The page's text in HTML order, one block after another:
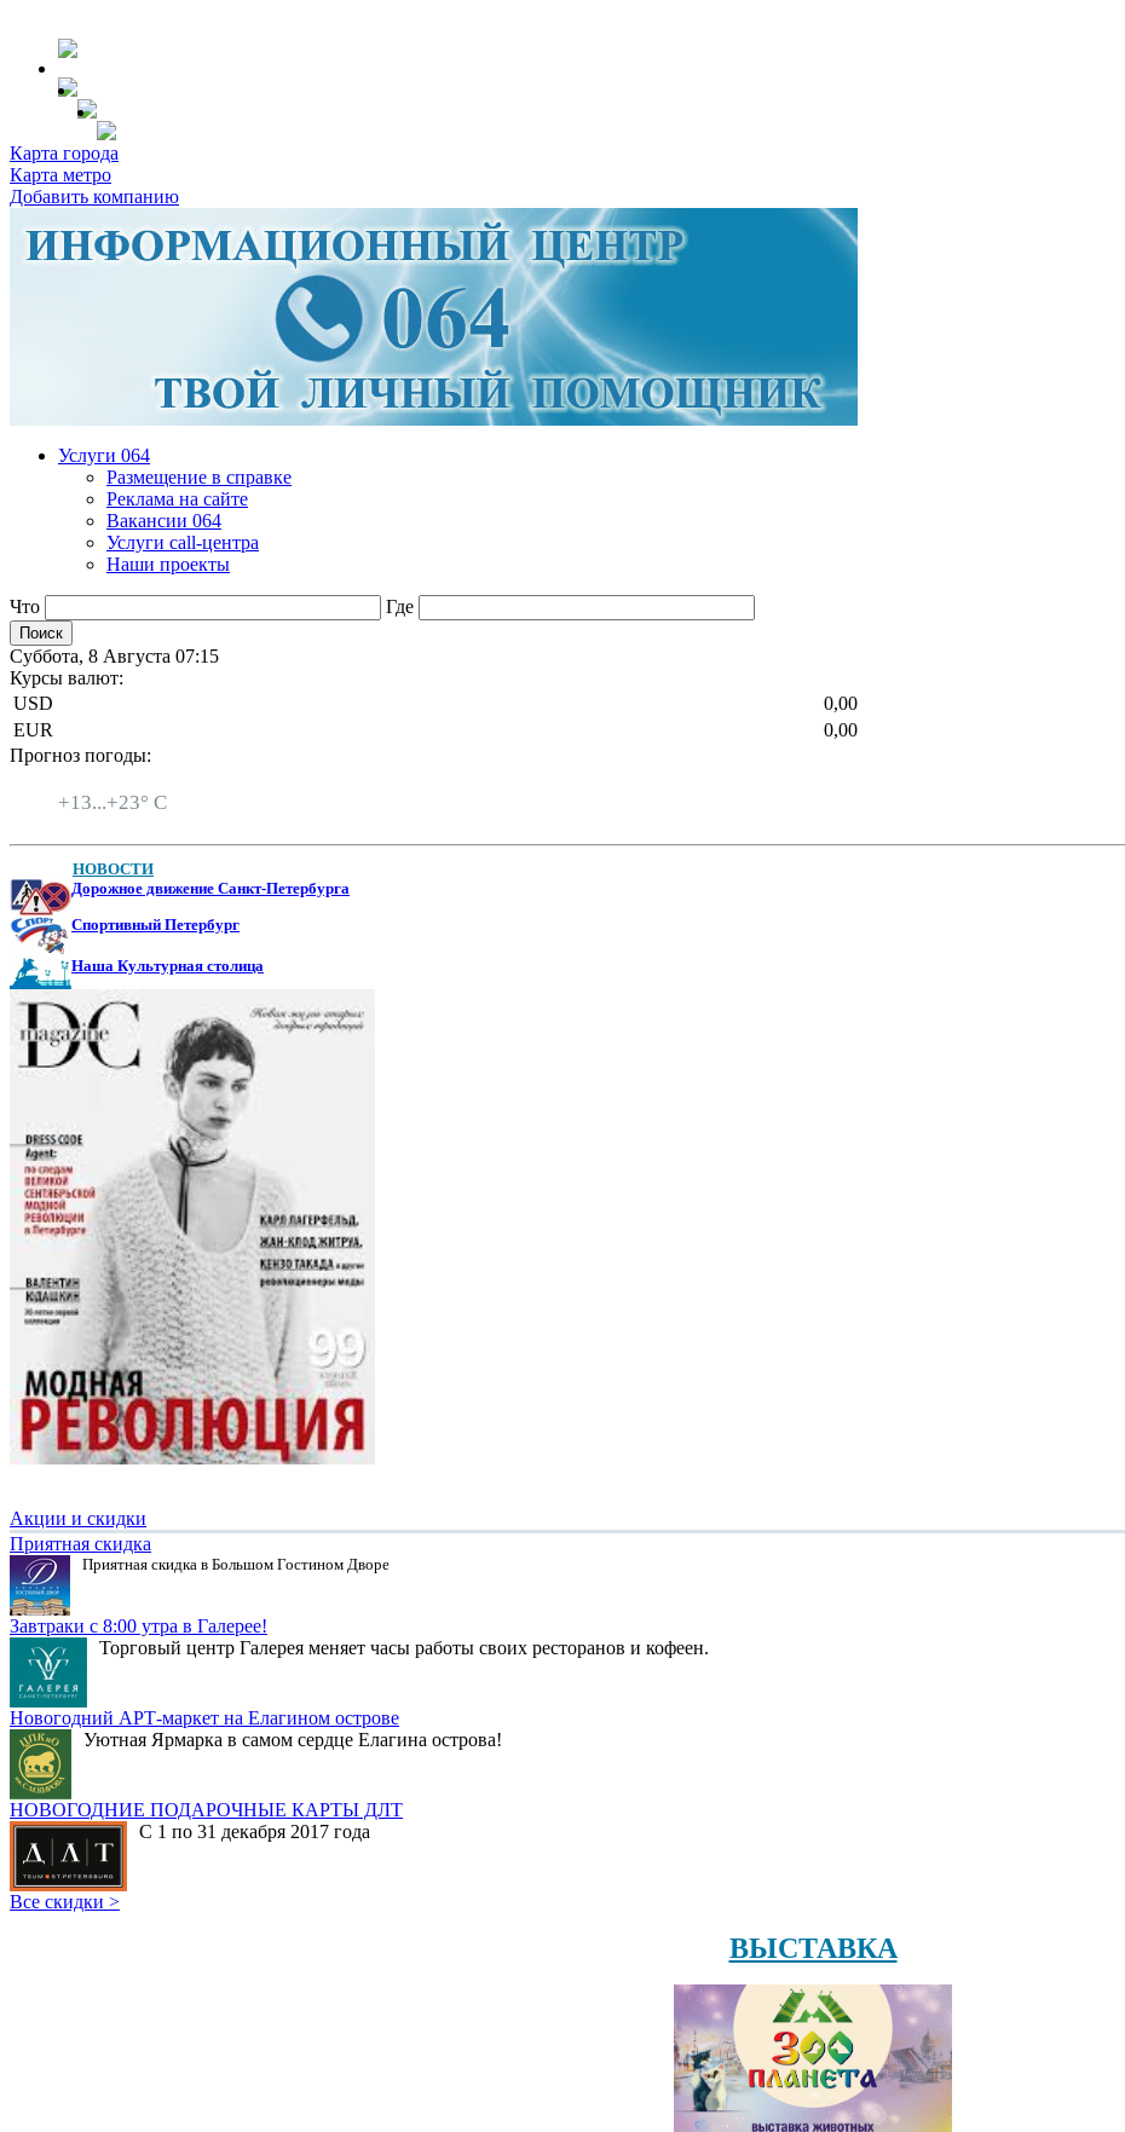
Карта города
Карта метро
Добавить компанию
Услуги 064
Размещение в справке
Реклама на сайте
Вакансии 064
Услуги call-центра
Наши проекты
Что Где
Суббота, 8 Августа 07:15
Курсы валют:
USD
0,00
EUR
0,00
Прогноз погоды:
+13...+23° C
НОВОСТИ
Дорожное движение Санкт-Петербурга
Спортивный Петербург
Наша Культурная столица
Акции и скидки
Приятная скидка
Приятная скидка в Большом Гостином Дворе
Завтраки с 8:00 утра в Галерее!
Торговый центр Галерея меняет часы работы своих ресторанов и кофеен.
Новогодний АРТ-маркет на Елагином острове
Уютная Ярмарка в самом сердце Елагина острова!
НОВОГОДНИЕ ПОДАРОЧНЫЕ КАРТЫ ДЛТ
С 1 по 31 декабря 2017 года
Все скидки >
ВЫСТАВКА